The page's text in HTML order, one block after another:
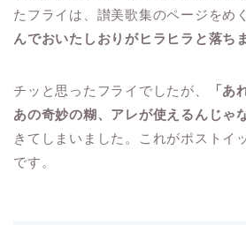
たフライは、讃美歌集のページをめ
んでおいたしおりがヒラヒラと落ち
チッと思ったフライでしたが、
「
あの奇妙の糊、アレが使えるんじゃ
きてしまいました。これがポストイ
です。